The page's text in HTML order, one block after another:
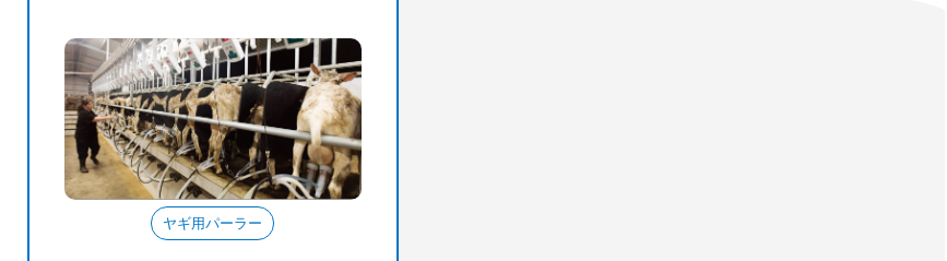
ヤギ用パーラー